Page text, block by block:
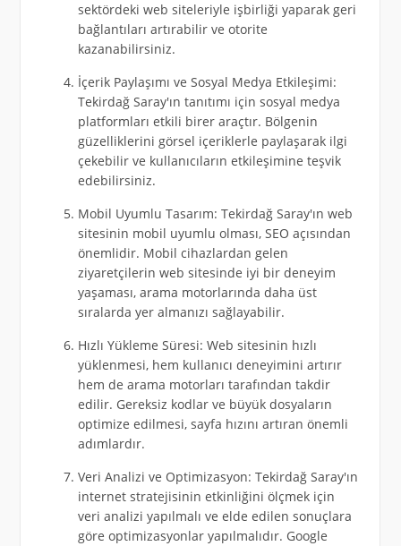
sektördeki web siteleriyle işbirliği yaparak geri
bağlantıları artırabilir ve otorite
kazanabilirsiniz.
İçerik Paylaşımı ve Sosyal Medya Etkileşimi:
Tekirdağ Saray'ın tanıtımı için sosyal medya
platformları etkili birer araçtır. Bölgenin
güzelliklerini görsel içeriklerle paylaşarak ilgi
çekebilir ve kullanıcıların etkileşimine teşvik
edebilirsiniz.
Mobil Uyumlu Tasarım: Tekirdağ Saray'ın web
sitesinin mobil uyumlu olması, SEO açısından
önemlidir. Mobil cihazlardan gelen
ziyaretçilerin web sitesinde iyi bir deneyim
yaşaması, arama motorlarında daha üst
sıralarda yer almanızı sağlayabilir.
Hızlı Yükleme Süresi: Web sitesinin hızlı
yüklenmesi, hem kullanıcı deneyimini artırır
hem de arama motorları tarafından takdir
edilir. Gereksiz kodlar ve büyük dosyaların
optimize edilmesi, sayfa hızını artıran önemli
adımlardır.
Veri Analizi ve Optimizasyon: Tekirdağ Saray'ın
internet stratejisinin etkinliğini ölçmek için
veri analizi yapılmalı ve elde edilen sonuçlara
göre optimizasyonlar yapılmalıdır. Google